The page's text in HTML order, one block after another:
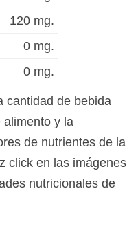
120 mg.
0 mg.
0 mg.
cantidad de bebida
alimento y la
de nutrientes de la
click en las imágenes
nutricionales de